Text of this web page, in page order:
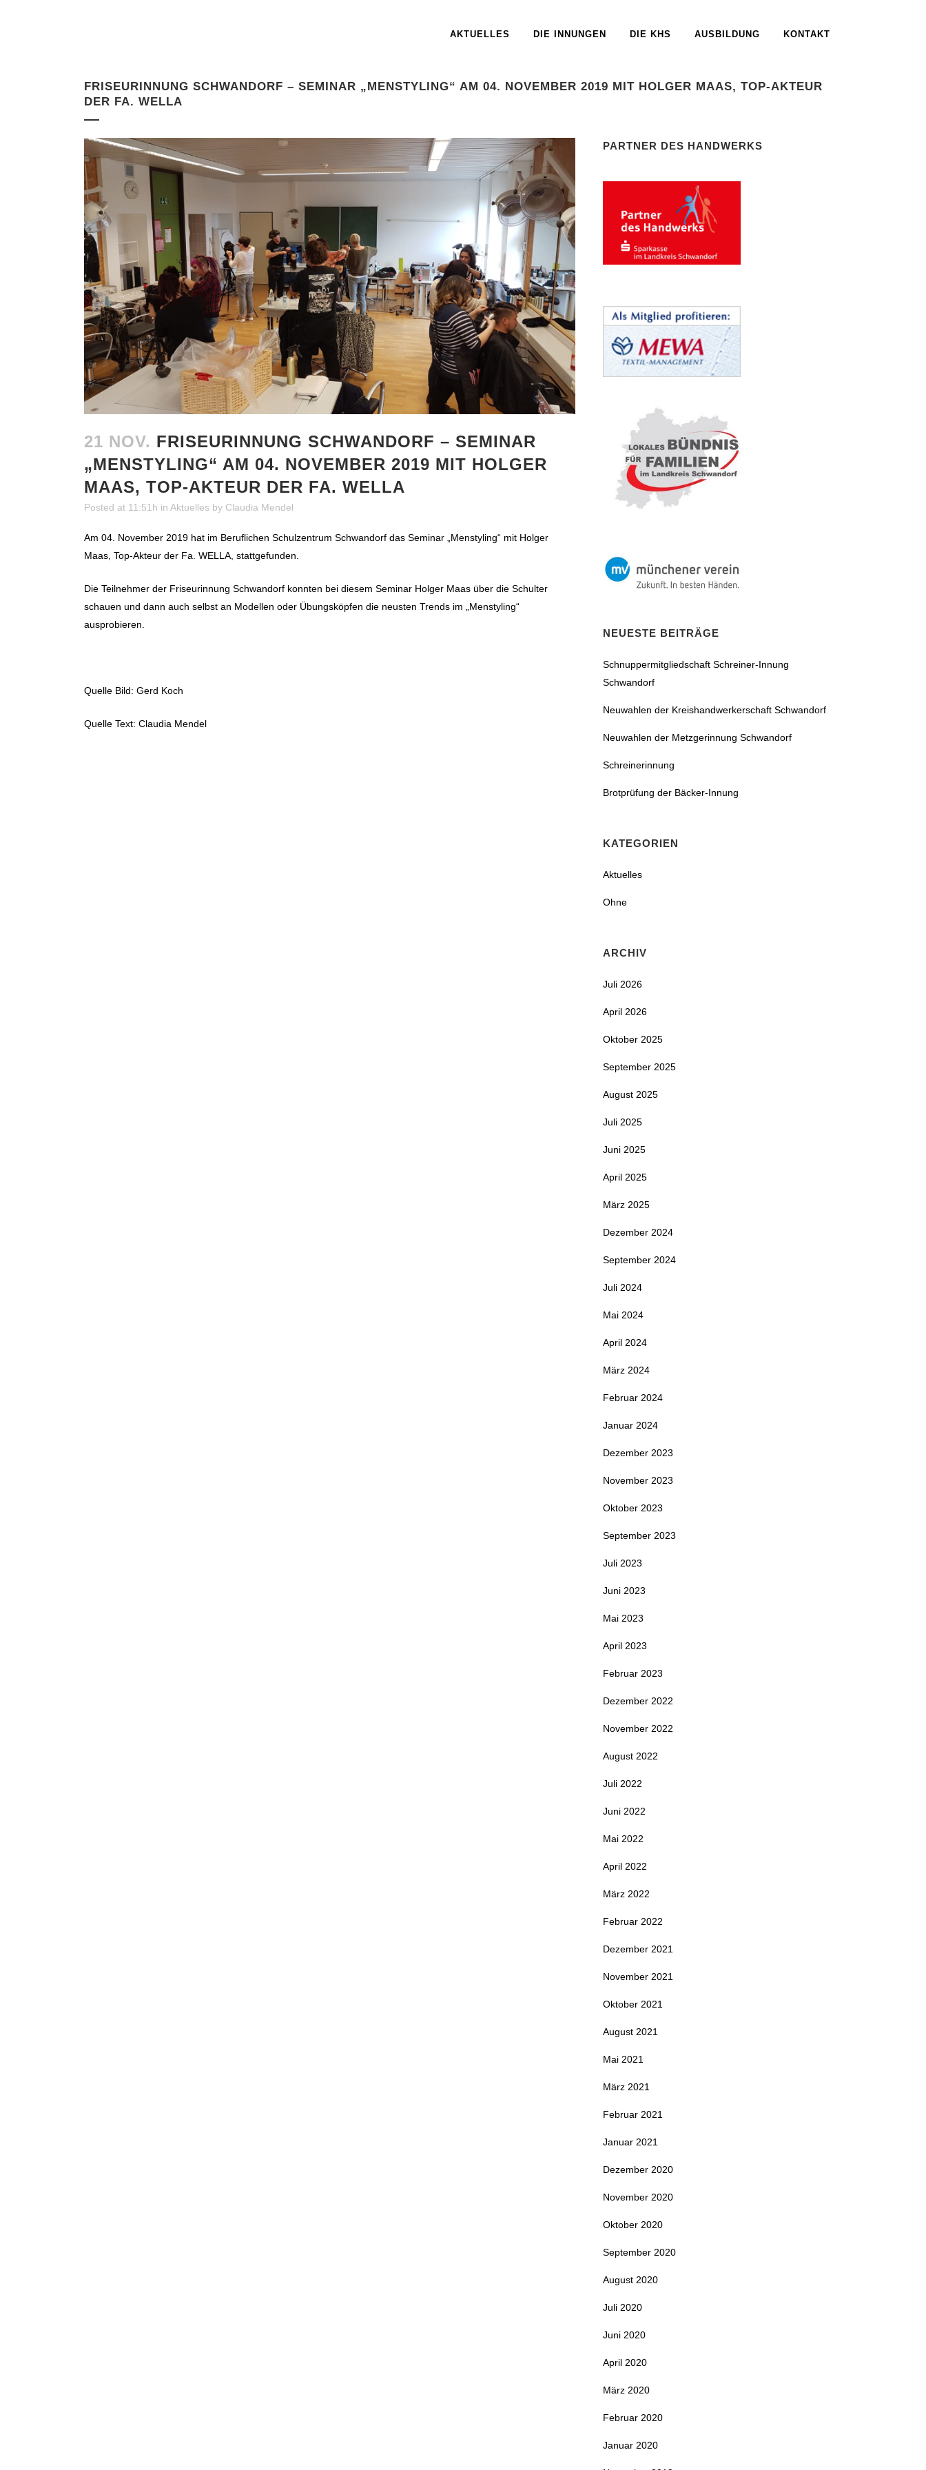
AKTUELLES DIE INNUNGEN DIE KHS AUSBILDUNG KONTAKT
FRISEURINNUNG SCHWANDORF – SEMINAR „MENSTYLING“ AM 04. NOVEMBER 2019 MIT HOLGER MAAS, TOP-AKTEUR
DER FA. WELLA
21 NOV. FRISEURINNUNG SCHWANDORF – SEMINAR
„MENSTYLING“ AM 04. NOVEMBER 2019 MIT HOLGER
MAAS, TOP-AKTEUR DER FA. WELLA
Posted at 11:51h in Aktuelles by Claudia Mendel
Am 04. November 2019 hat im Beruflichen Schulzentrum Schwandorf das Seminar „Menstyling“ mit Holger
Maas, Top-Akteur der Fa. WELLA, stattgefunden.
Die Teilnehmer der Friseurinnung Schwandorf konnten bei diesem Seminar Holger Maas über die Schulter
schauen und dann auch selbst an Modellen oder Übungsköpfen die neusten Trends im „Menstyling“
ausprobieren.
Quelle Bild: Gerd Koch
Quelle Text: Claudia Mendel
PARTNER DES HANDWERKS
NEUESTE BEITRÄGE
Schnuppermitgliedschaft Schreiner-Innung
Schwandorf
Neuwahlen der Kreishandwerkerschaft Schwandorf
Neuwahlen der Metzgerinnung Schwandorf
Schreinerinnung
Brotprüfung der Bäcker-Innung
KATEGORIEN
Aktuelles
Ohne
ARCHIV
Juli 2026
April 2026
Oktober 2025
September 2025
August 2025
Juli 2025
Juni 2025
April 2025
März 2025
Dezember 2024
September 2024
Juli 2024
Mai 2024
April 2024
März 2024
Februar 2024
Januar 2024
Dezember 2023
November 2023
Oktober 2023
September 2023
Juli 2023
Juni 2023
Mai 2023
April 2023
Februar 2023
Dezember 2022
November 2022
August 2022
Juli 2022
Juni 2022
Mai 2022
April 2022
März 2022
Februar 2022
Dezember 2021
November 2021
Oktober 2021
August 2021
Mai 2021
März 2021
Februar 2021
Januar 2021
Dezember 2020
November 2020
Oktober 2020
September 2020
August 2020
Juli 2020
Juni 2020
April 2020
März 2020
Februar 2020
Januar 2020